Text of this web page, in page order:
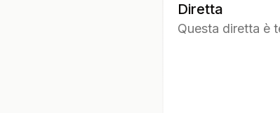
Diretta
Questa diretta è